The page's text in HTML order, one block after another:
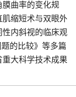
曲率的变化规
缩短术与双眼外
内斜视的临床观
的比较》等多篇
大科学技术成果